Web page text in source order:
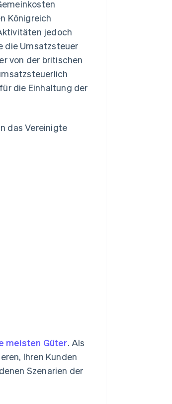
Königreich
jedoch
die Umsatzsteuer
von der britischen
die Einhaltung der
das Vereinigte
meisten Güter. Als
Ihren Kunden
Szenarien der